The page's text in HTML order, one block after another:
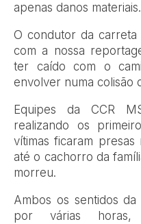
apenas danos materiais.
O condutor da carreta
com a nossa
ter caído com o
envolver numa colisão
Equipes da CCR
realizando os
vítimas ficaram
até o cachorro da
morreu.
Ambos os sentidos
por várias horas,